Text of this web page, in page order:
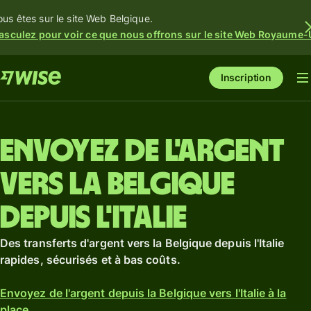
êtes sur le site Web Belgique.
pour voir ce que nous offrons sur le site Web Royaume-
Inscription
Envoyez de l'argent
vers la Belgique
depuis l'Italie
Des transferts d'argent vers la Belgique depuis l'Italie
rapides, sécurisés et à bas coûts.
Envoyez de l'argent depuis la Belgique vers l'Italie à la